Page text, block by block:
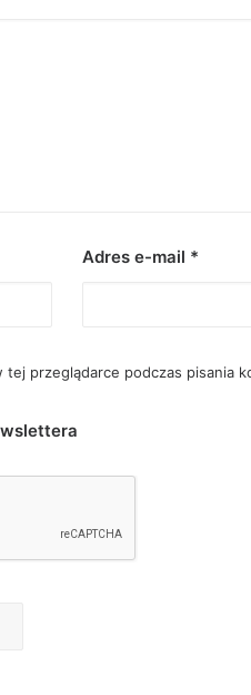
Adres e-mail *
tej przeglądarce podczas pisania